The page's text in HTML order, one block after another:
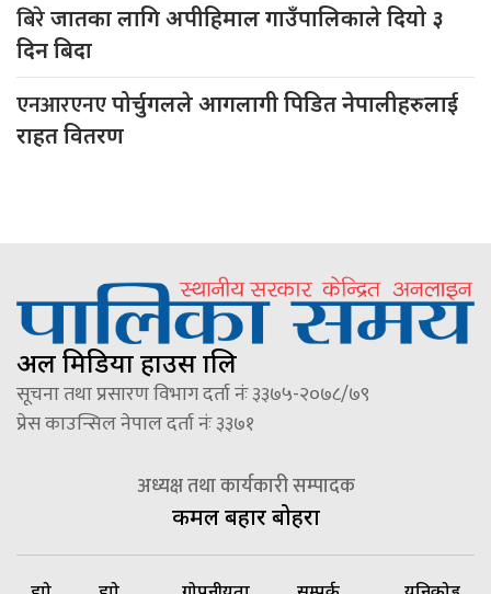
बिरेजातका लागि अपीहिमाल गाउँपालिकाले दियो ३
दिन बिदा
एनआरएनएपोर्चुगलले आगलागी पिडित नेपालीहरुलाई
राहत वितरण
अल मिडिया हाउस प्रालि
सूचना तथा प्रसारण विभाग दर्ता नंः ३३७५-२०७८/७९
प्रेस काउन्सिल नेपाल दर्ता नंः ३३७१
अध्यक्ष तथा कार्यकारी सम्पादक
कमल बहादुर बोहरा